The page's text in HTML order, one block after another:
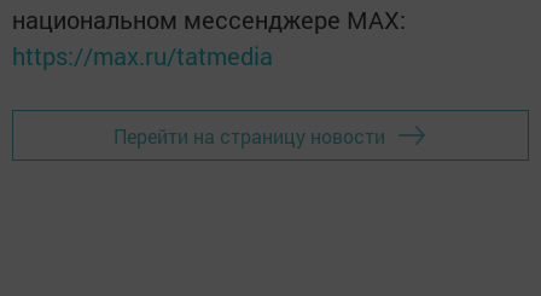
национальном мессенджере MАХ:
https://max.ru/tatmedia
Перейти на страницу новости